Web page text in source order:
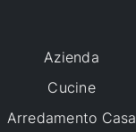
Azienda
Cucine
Arredamento Casa